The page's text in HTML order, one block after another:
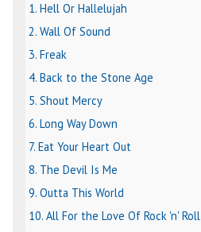
1. Hell Or Hallelujah
2. Wall Of Sound
3. Freak
4. Back to the Stone Age
5. Shout Mercy
6. Long Way Down
7. Eat Your Heart Out
8. The Devil Is Me
9. Outta This World
10. All For the Love Of Rock 'n' Roll